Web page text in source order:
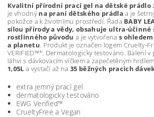
Kvalitní přírodní prací gel na dětské prádlo
je vhodný na praní dětského prádla a je
pokožce a k životnímu prostředí. Řada BABY
silou přírody a vědy, obsahuje ultra-účinné
rostlinného původu a je vytvořena s
a planetu. Produkt je označen logem Cruelty-
VERIFIED™*. Dermatologicky testováno. Balení v
láhvi s dávkovacím víčkem a zapečetěným
1,05L a vystačí až na35 běžných pracích
extra jemný prací gel
dermatologicky testováno
EWG Verified™
CrueltyFree a Vegan